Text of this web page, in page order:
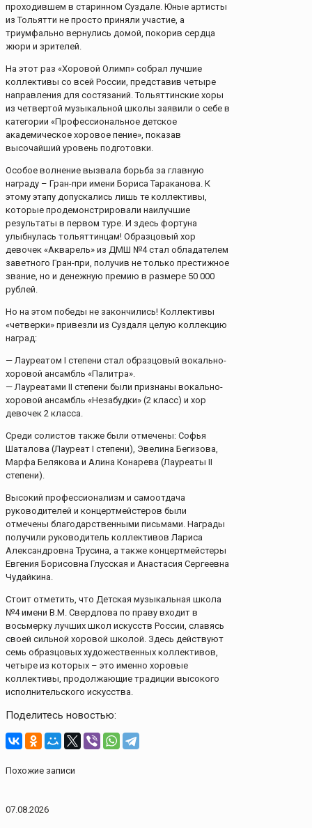
проходившем в старинном Суздале. Юные артисты
из Тольятти не просто приняли участие, а
триумфально вернулись домой, покорив сердца
жюри и зрителей.
На этот раз «Хоровой Олимп» собрал лучшие
коллективы со всей России, представив четыре
направления для состязаний. Тольяттинские хоры
из четвертой музыкальной школы заявили о себе в
категории «Профессиональное детское
академическое хоровое пение», показав
высочайший уровень подготовки.
Особое волнение вызвала борьба за главную
награду – Гран-при имени Бориса Тараканова. К
этому этапу допускались лишь те коллективы,
которые продемонстрировали наилучшие
результаты в первом туре. И здесь фортуна
улыбнулась тольяттинцам! Образцовый хор
девочек «Акварель» из ДМШ №4 стал обладателем
заветного Гран-при, получив не только престижное
звание, но и денежную премию в размере 50 000
рублей.
Но на этом победы не закончились! Коллективы
«четверки» привезли из Суздаля целую коллекцию
наград:
— Лауреатом I степени стал образцовый вокально-
хоровой ансамбль «Палитра».
— Лауреатами II степени были признаны вокально-
хоровой ансамбль «Незабудки» (2 класс) и хор
девочек 2 класса.
Среди солистов также были отмечены: Софья
Шаталова (Лауреат I степени), Эвелина Бегизова,
Марфа Белякова и Алина Конарева (Лауреаты II
степени).
Высокий профессионализм и самоотдача
руководителей и концертмейстеров были
отмечены благодарственными письмами. Награды
получили руководитель коллективов Лариса
Александровна Трусина, а также концертмейстеры
Евгения Борисовна Глусская и Анастасия Сергеевна
Чудайкина.
Стоит отметить, что Детская музыкальная школа
№4 имени В.М. Свердлова по праву входит в
восьмерку лучших школ искусств России, славясь
своей сильной хоровой школой. Здесь действуют
семь образцовых художественных коллективов,
четыре из которых – это именно хоровые
коллективы, продолжающие традиции высокого
исполнительского искусства.
Поделитесь новостью:
Похожие записи
07.08.2026